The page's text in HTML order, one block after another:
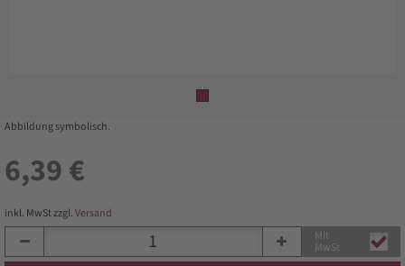
Abbildung symbolisch.
6,39 €
inkl. MwSt zzgl.Versand
Mit
MwSt